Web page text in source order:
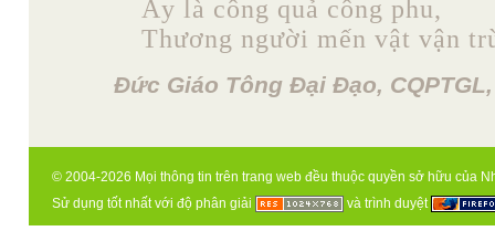
Ấy là công quả công phu,
Thương người mến vật vận
Đức Giáo Tông Đại Đạo,
© 2004-2026 Mọi thông tin trên trang web đều thuộc quyền sở hữu của
Sử dụng tốt nhất với độ phân giải
và trình duyệt